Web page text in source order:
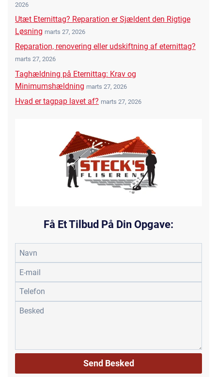
2026
Utæt Eternittag? Reparation er Sjældent den Rigtige
Løsning marts 27, 2026
Reparation, renovering eller udskiftning af eternittag?
marts 27, 2026
Taghældning på Eternittag: Krav og
Minimumshældning marts 27, 2026
Hvad er tagpap lavet af? marts 27, 2026
Få Et Tilbud På Din Opgave: